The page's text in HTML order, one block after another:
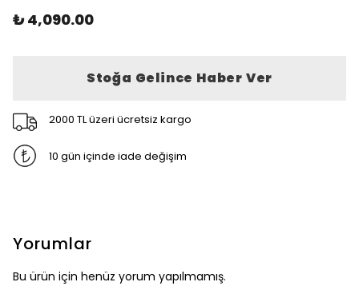
₺ 4,090.00
Stoğa Gelince Haber Ver
2000 TL üzeri ücretsiz kargo
10 gün içinde iade değişim
Yorumlar
Bu ürün için henüz yorum yapılmamış.